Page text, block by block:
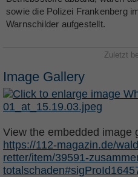
sowie die Polizei Frankenberg
Warnschilder aufgestellt.
Zuletzt
Image Gallery
View the embedded image
https://112-magazin.de/
retter/item/39591-